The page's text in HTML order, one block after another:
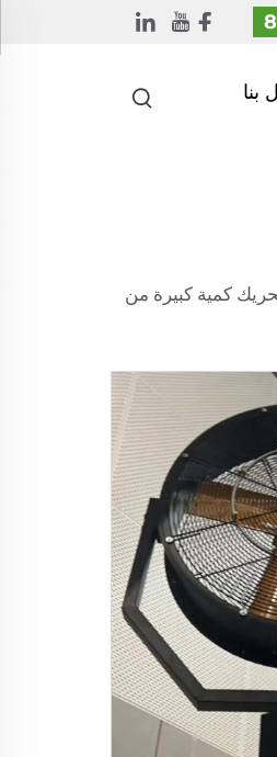
بنا
كمية كبيرة من